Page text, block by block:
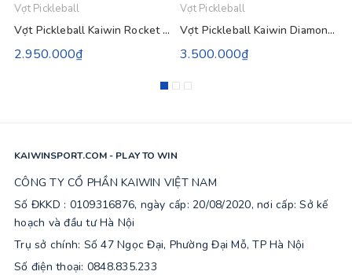
Vợt Pickleball
Vợt Pickleball Kaiwin Rocket Pro 16mm - Đỏ Vàng Be
2.950.000₫
Vợt Pickleball
Vợt Pickleball Kaiwin Diamond Gen 3 - Màu Xám
3.500.000₫
KAIWINSPORT.COM - PLAY TO WIN
CÔNG TY CỔ PHẦN KAIWIN VIỆT NAM
Số ĐKKD : 0109316876, ngày cấp: 20/08/2020, nơi cấp: Sở kế
hoạch và đầu tư Hà Nội
Trụ sở chính: Số 47 Ngọc Đại, Phường Đại Mỗ, TP Hà Nội
Số điện thoại: 0848.835.233